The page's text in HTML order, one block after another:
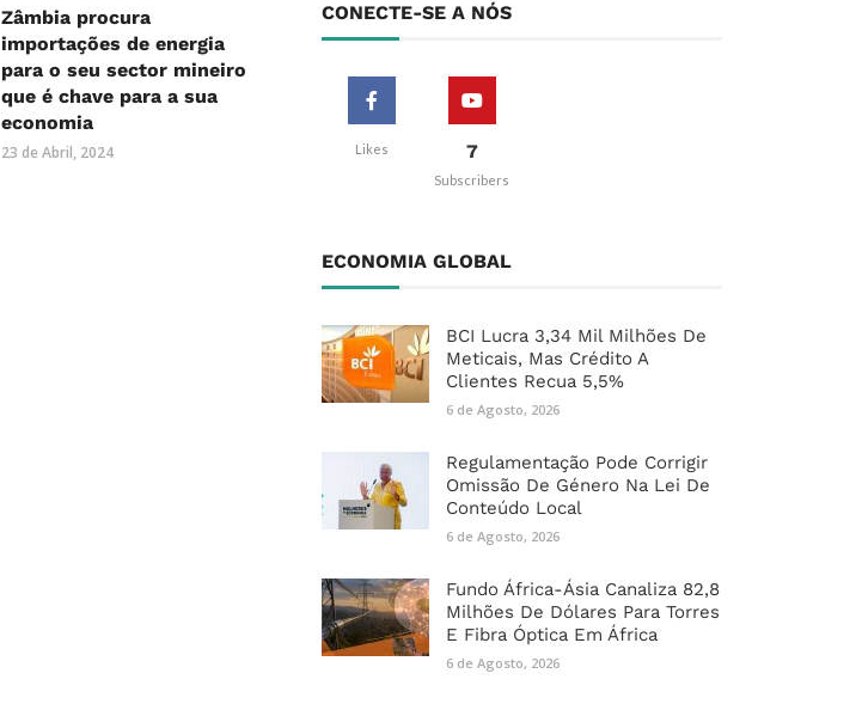
Zâmbia procura
importações de energia
para o seu sector mineiro
que é chave para a sua
economia
23 de Abril, 2024
CONECTE-SE A NÓS
Likes 7
Subscribers
ECONOMIA GLOBAL
BCI Lucra 3,34 Mil Milhões De
Meticais, Mas Crédito A
Clientes Recua 5,5%
6 de Agosto, 2026
Regulamentação Pode Corrigir
Omissão De Género Na Lei De
Conteúdo Local
6 de Agosto, 2026
Fundo África-Ásia Canaliza 82,8
Milhões De Dólares Para Torres
E Fibra Óptica Em África
6 de Agosto, 2026